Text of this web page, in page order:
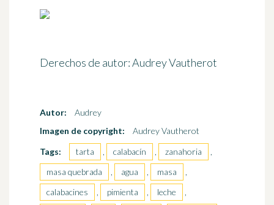
Derechos de autor: Audrey Vautherot
Autor:
Audrey
Imagen de copyright:
Audrey Vautherot
Tags:
tarta , calabacín , zanahoria
,
masa quebrada
, agua , masa
,
calabacines
, pimienta , leche
,